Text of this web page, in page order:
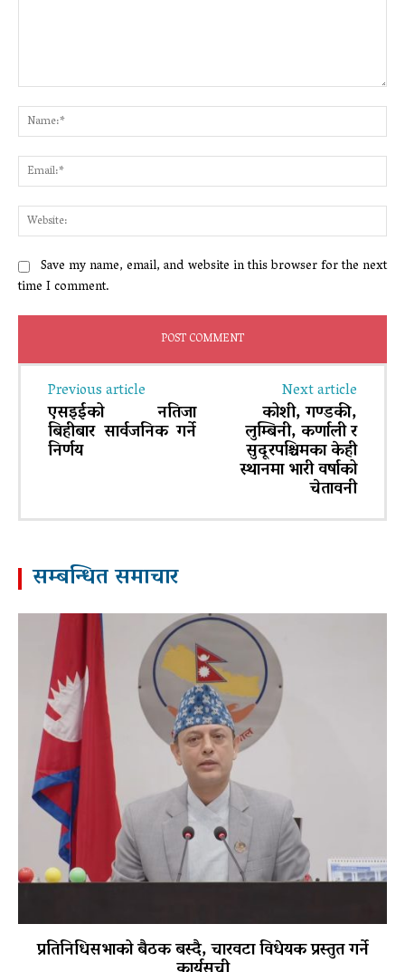
Save my name, email, and website in this browser for the next
time I comment.
Previous article
एसइईको नतिजा
बिहीबार सार्वजनिक गर्ने
निर्णय
Next article
कोशी, गण्डकी,
लुम्बिनी, कर्णाली र
सुदूरपश्चिमका केही
स्थानमा भारी वर्षाको
चेतावनी
सम्बन्धित समाचार
प्रतिनिधिसभाको बैठक बस्दै, चारवटा विधेयक प्रस्तुत गर्ने